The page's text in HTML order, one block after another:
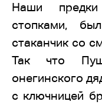
Наши
стопками,
стаканчик со
Так что
онегинского
с ключницей